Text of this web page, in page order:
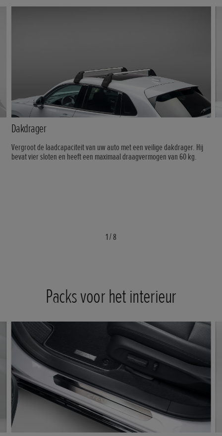
Dakdrager
Vergroot de laadcapaciteit van uw auto met een veilige dakdrager. Hij
bevat vier sloten en heeft een maximaal draagvermogen van 60 kg.
1/8
Packs voor het interieur